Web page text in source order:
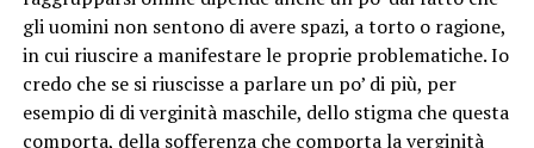
gli uomini non sentono di avere spazi, a torto o ragione,
in cui riuscire a manifestare le proprie problematiche. Io
credo che se si riuscisse a parlare un po’ di più, per
esempio di di verginità maschile, dello stigma che questa
comporta, della sofferenza che comporta la verginità